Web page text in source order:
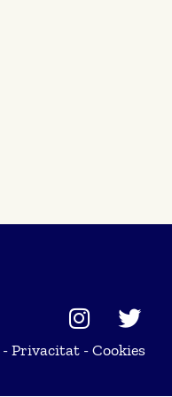
-Privacitat -Cookies